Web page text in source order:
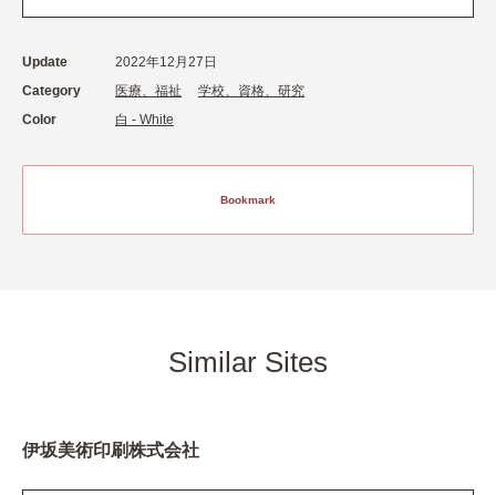
Update
2022年12月27日
Category
医療、福祉
学校、資格、研究
Color
白 - White
Bookmark
Similar Sites
伊坂美術印刷株式会社